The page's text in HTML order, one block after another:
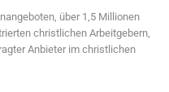
über 1,5 Millionen
christlichen Arbeitgebern,
Anbieter im christlichen